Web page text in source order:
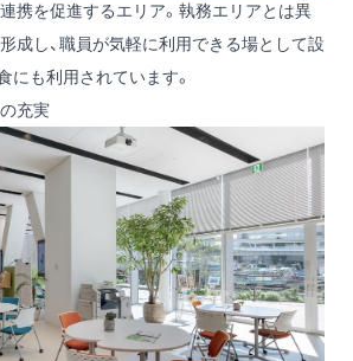
携を促進するエリア。執務エリアとは異
成し、職員が気軽に利用できる場として設
にも利用されています。
充実